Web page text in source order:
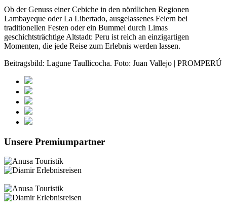
Ob der Genuss einer Cebiche in den nördlichen Regionen
Lambayeque oder La Libertado, ausgelassenes Feiern bei
traditionellen Festen oder ein Bummel durch Limas
geschichtsträchtige Altstadt: Peru ist reich an einzigartigen
Momenten, die jede Reise zum Erlebnis werden lassen.
Beitragsbild: Lagune Taullicocha. Foto: Juan Vallejo | PROMPERÚ
Unsere Premiumpartner